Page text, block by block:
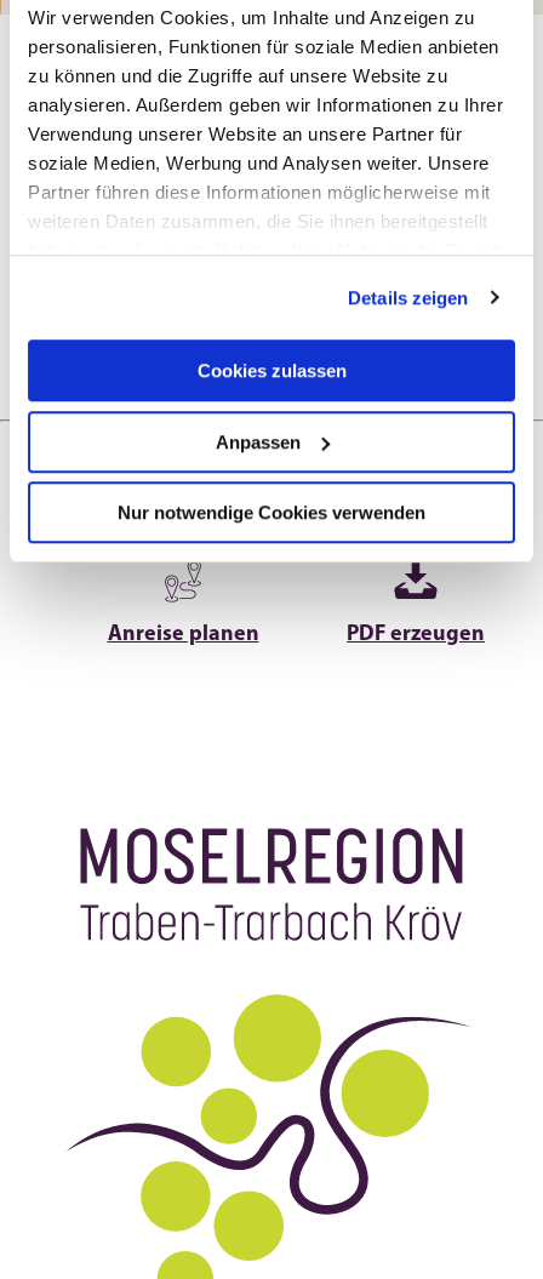
Wir verwenden Cookies, um Inhalte und Anzeigen zu
personalisieren, Funktionen für soziale Medien anbieten
zu können und die Zugriffe auf unsere Website zu
analysieren. Außerdem geben wir Informationen zu Ihrer
Verwendung unserer Website an unsere Partner für
soziale Medien, Werbung und Analysen weiter. Unsere
Partner führen diese Informationen möglicherweise mit
weiteren Daten zusammen, die Sie ihnen bereitgestellt
haben oder die sie im Rahmen Ihrer Nutzung der Dienste
Details zeigen
Cookies zulassen
Anpassen
Nur notwendige Cookies verwenden
Allgemeine Informationen
Öffnungszeiten
Was möchtest du als nächstes tun?
Anreise planen PDF erzeugen